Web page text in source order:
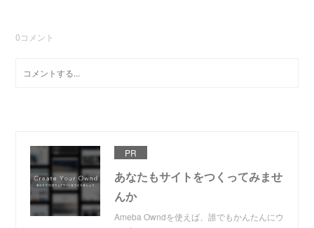
0コメント
PR
あなたもサイトをつくってみませ
んか
Ameba Owndを使えば、誰でもかんたんにウ